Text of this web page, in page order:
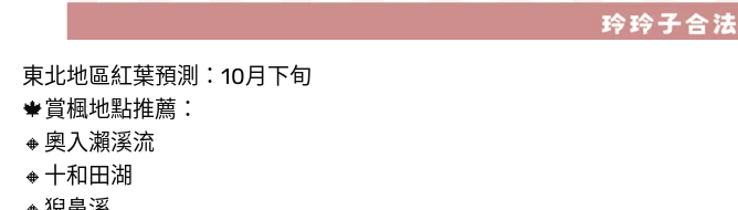
東北地區紅葉預測：10月下旬
🍁賞楓地點推薦：
🔸奧入瀨溪流
🔸十和田湖